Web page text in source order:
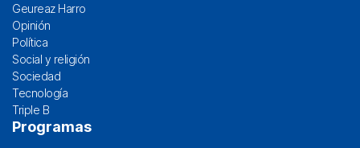
Geureaz Harro
Opinión
Política
Social y religión
Sociedad
Tecnología
Triple B
Programas